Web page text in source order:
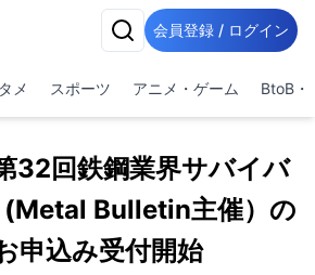
会員登録 / ログイン
メ スポーツ アニメ・ゲーム BtoB・
32回鉄鋼業界サバイバ
(Metal Bulletin主催）の
申込み受付開始